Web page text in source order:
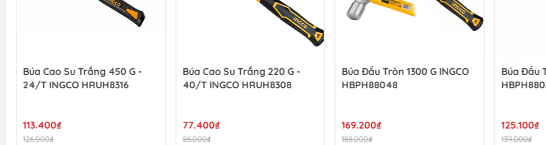
Búa Cao Su Trắng 450 G -
24/T INGCO HRUH8316
113.400₫
126.000₫
Búa Cao Su Trắng 220 G -
40/T INGCO HRUH8308
77.400₫
86.000₫
Búa Đầu Tròn 1300 G INGCO
HBPH88048
169.200₫
188.000₫
Búa Đầu
125.100₫
139.000₫